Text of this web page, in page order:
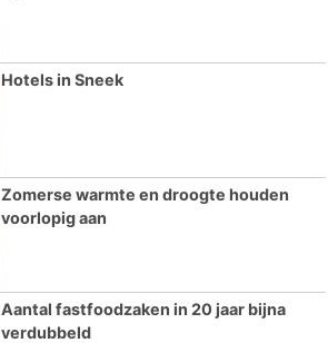
Hotels in Sneek
Zomerse warmte en droogte houden
voorlopig aan
Aantal fastfoodzaken in 20 jaar bijna
verdubbeld